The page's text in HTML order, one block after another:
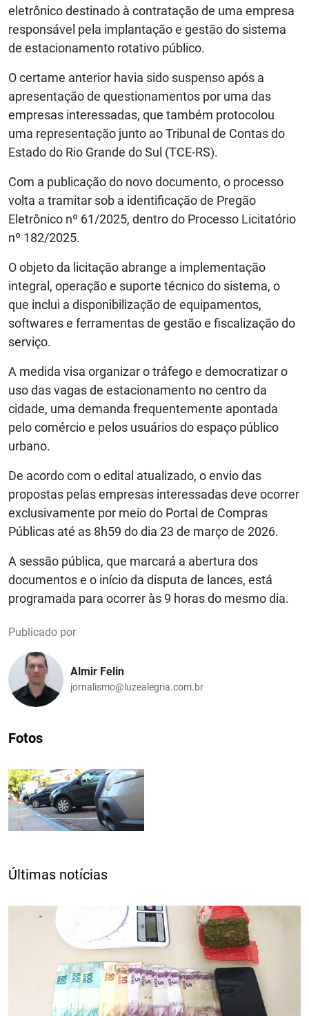
eletrônico destinado à contratação de uma empresa
responsável pela implantação e gestão do sistema
de estacionamento rotativo público.
O certame anterior havia sido suspenso após a
apresentação de questionamentos por uma das
empresas interessadas, que também protocolou
uma representação junto ao Tribunal de Contas do
Estado do Rio Grande do Sul (TCE-RS).
Com a publicação do novo documento, o processo
volta a tramitar sob a identificação de Pregão
Eletrônico nº 61/2025, dentro do Processo Licitatório
nº 182/2025.
O objeto da licitação abrange a implementação
integral, operação e suporte técnico do sistema, o
que inclui a disponibilização de equipamentos,
softwares e ferramentas de gestão e fiscalização do
serviço.
A medida visa organizar o tráfego e democratizar o
uso das vagas de estacionamento no centro da
cidade, uma demanda frequentemente apontada
pelo comércio e pelos usuários do espaço público
urbano.
De acordo com o edital atualizado, o envio das
propostas pelas empresas interessadas deve ocorrer
exclusivamente por meio do Portal de Compras
Públicas até as 8h59 do dia 23 de março de 2026.
A sessão pública, que marcará a abertura dos
documentos e o início da disputa de lances, está
programada para ocorrer às 9 horas do mesmo dia.
Publicado por
Almir Felin
jornalismo@luzealegria.com.br
Fotos
Últimas notícias